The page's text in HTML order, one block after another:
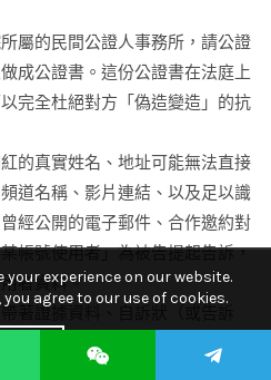
屬的民間公證人事務所，請公證
成公證書。這份公證書在法庭上
完全杜絕對方「偽造變造」的抗
紅的真實姓名、地址可能無法直接
道名稱、影片連結、以及足以識
經公開的電子郵件、合作邀約對
帳號使用者」為被告提起告訴，
者資料。
帶著證據資料、自訴狀（或告訴
在地或行為發生地的派出所報
害名譽」「妨害信用」等。若警
your experience on our website.
agree to our use of cookies.